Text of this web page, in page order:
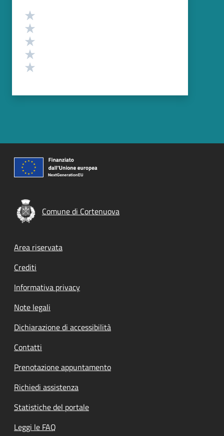
Valutazione
Comune di Cortenuova
Footer menu
Area riservata
Crediti
Informativa privacy
Note legali
Dichiarazione di accessibilità
Contatti
Prenotazione appuntamento
Richiedi assistenza
Statistiche del portale
Leggi le FAQ